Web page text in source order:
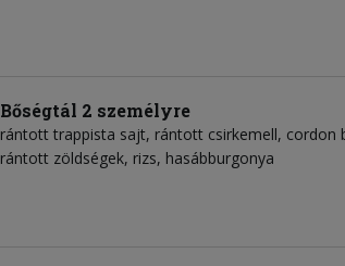
Bőségtál 2 személyre
rántott trappista sajt, rántott csirkemell, cordon
rántott zöldségek, rizs, hasábburgonya